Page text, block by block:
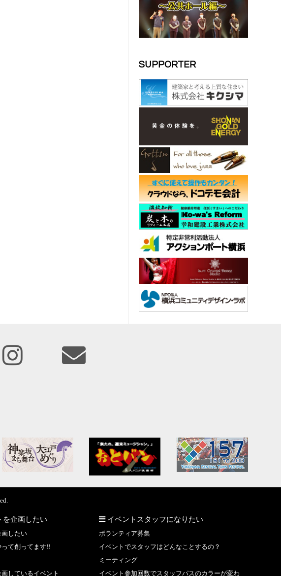
SUPPORTER
企画したい
したい
て創ってます!!
しているイベント
イベントスタッフになりたい
ボランティア募集
イベントでスタッフはどんなことするの？
ミーティング
イベント参加回数でスタッフパスのカラーが変わ